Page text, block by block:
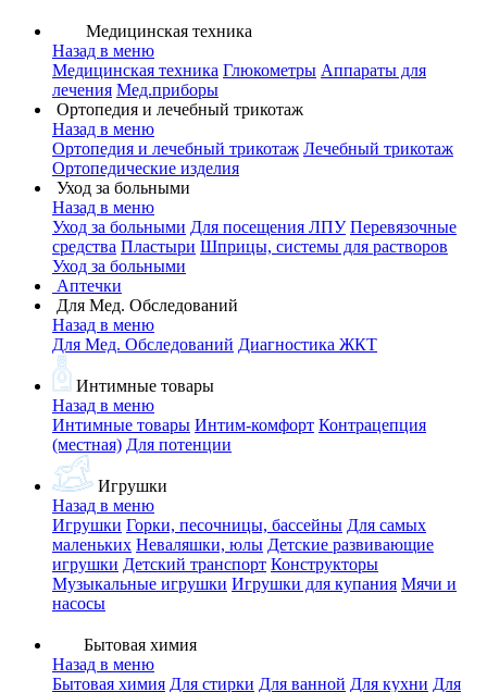
Медицинская техника
Назад в меню
Медицинская техника Глюкометры Аппараты для
лечения Мед.приборы
Ортопедия и лечебный трикотаж
Назад в меню
Ортопедия и лечебный трикотаж Лечебный трикотаж
Ортопедические изделия
Уход за больными
Назад в меню
Уход за больными Для посещения ЛПУ Перевязочные
средства Пластыри Шприцы, системы для растворов
Уход за больными
Аптечки
Для Мед. Обследований
Назад в меню
Для Мед. Обследований Диагностика ЖКТ
Интимные товары
Назад в меню
Интимные товары Интим-комфорт Контрацепция
(местная) Для потенции
Игрушки
Назад в меню
Игрушки Горки, песочницы, бассейны Для самых
маленьких Неваляшки, юлы Детские развивающие
игрушки Детский транспорт Конструкторы
Музыкальные игрушки Игрушки для купания Мячи и
насосы
Бытовая химия
Назад в меню
Бытовая химия Для стирки Для ванной Для кухни Для